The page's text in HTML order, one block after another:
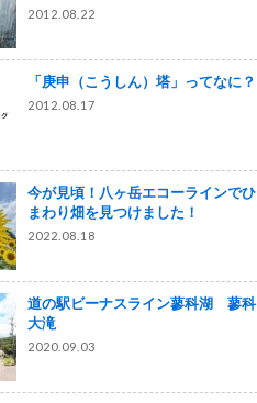
2012.08.22
「庚申（こうしん）塔」ってなに？
2012.08.17
今が見頃！八ヶ岳エコーラインでひ
まわり畑を見つけました！
2022.08.18
道の駅ビーナスライン蓼科湖 蓼科
大滝
2020.09.03